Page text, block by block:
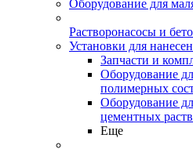
Оборудование для
Растворонасосы и
Установки для
Запчасти и
Оборудование
полимерных
Оборудование
цементных
Еще